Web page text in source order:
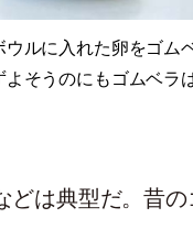
ルに入れた卵をゴム
そうのにもゴムベラ
は典型だ。昔